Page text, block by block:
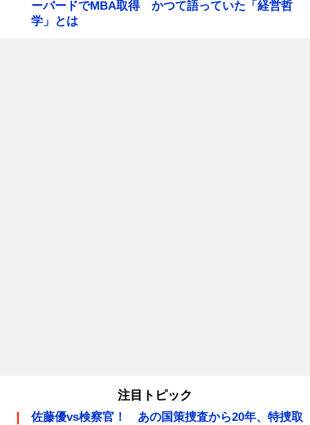
ーバードでMBA取得 かつて語っていた「経営哲
学」とは
注目トピック
佐藤優vs検察官！ あの国策捜査から20年、特捜取